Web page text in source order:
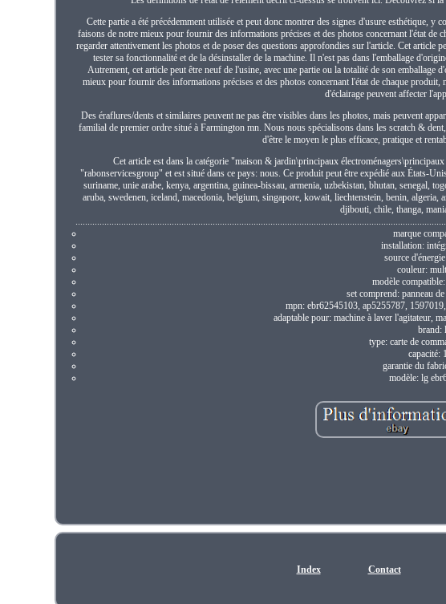
Cette partie a été précédemment utilisée et peut donc montrer des signes d'usure esthétique,
faisons de notre mieux pour fournir des informations précises et des photos concernant l'état
regarder attentivement les photos et de poser des questions approfondies sur l'article. Cet article
tester sa fonctionnalité et de la désinstaller de la machine. Il n'est pas dans l'emballage
Autrement, cet article peut être neuf de l'usine, avec une partie ou la totalité de son
mieux pour fournir des informations précises et des photos concernant l'état de chaque
d'éclairage peuvent affecter
Des éraflures/dents et similaires peuvent ne pas être visibles dans les photos, mais peuvent
familial de premier ordre situé à Farmington mn. Nous nous spécialisons dans les scratch &
d'être le moyen le plus efficace, pratique et
Cet article est dans la catégorie "maison & jardin\principaux
"rabonservicesgroup" et est situé dans ce pays: nous. Ce produit peut être expédié aux États-
suriname, unie arabe, kenya, argentina, guinea-bissau, armenia, uzbekistan, bhutan, senegal,
aruba, swedenen, iceland, macedonia, belgium, singapore, kowait, liechtenstein, benin,
djibouti, chile, thanga,
marque
installation:
source
couleur:
modèle
set comprend: panneau
mpn: ebr62545103, ap5255787,
adaptable pour: machine à laver l'agitateur,
brand:
type: carte de
capacité:
garantie du
modèle: lg
Index Contact